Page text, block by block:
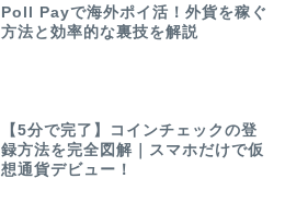
Poll Payで海外ポイ活！外貨を稼ぐ
方法と効率的な裏技を解説
【5分で完了】コインチェックの登
録方法を完全図解｜スマホだけで仮
想通貨デビュー！